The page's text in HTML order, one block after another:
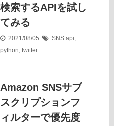
検索するAPIを試し
てみる
2021/08/05 SNS api,
python, twitter
Amazon SNSサブ
スクリプションフ
ィルターで優先度